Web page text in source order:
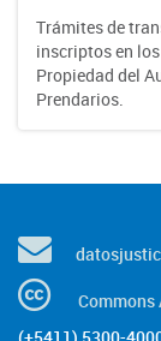
Trámites de
inscriptos en
Propiedad del
Prendarios.